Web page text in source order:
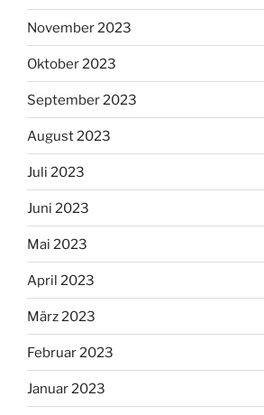
November 2023
Oktober 2023
September 2023
August 2023
Juli 2023
Juni 2023
Mai 2023
April 2023
März 2023
Februar 2023
Januar 2023